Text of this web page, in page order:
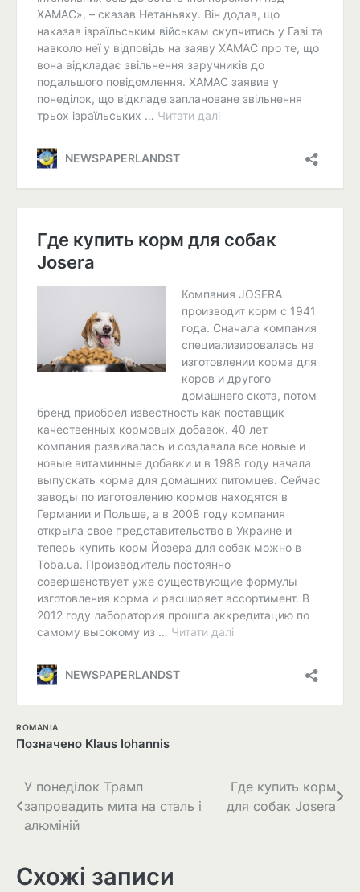
ROMANIA
Позначено Klaus Iohannis
Навігація
записів
У понеділок Трамп
запровадить мита на сталь і
алюміній
Где купить корм
для собак Josera
Схожі записи